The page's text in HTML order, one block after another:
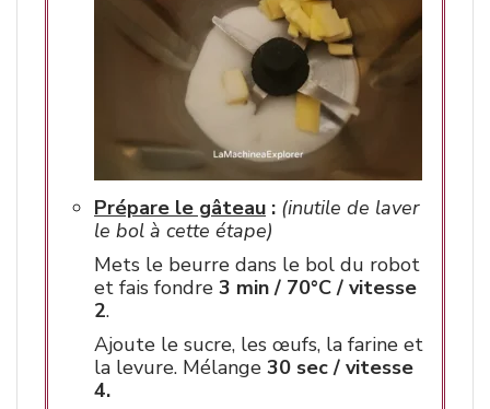
Prépare le gâteau : (inutile de laver
le bol à cette étape)
Mets le beurre dans le bol du robot
et fais fondre 3 min / 70°C / vitesse
2.
Ajoute le sucre, les œufs, la farine et
la levure. Mélange 30 sec / vitesse
4.